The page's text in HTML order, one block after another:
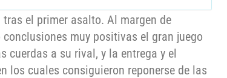
el primer asalto. Al margen de
muy positivas el gran juego
cuerdas a su rival, y la entrega y el
los cuales consiguieron reponerse de las